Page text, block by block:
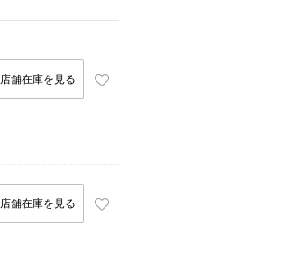
店舗在庫を見る
店舗在庫を見る